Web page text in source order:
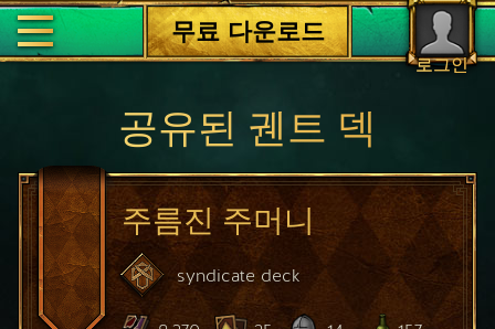
로그인
무료 다운로드
공유된 궨트 덱
주름진 주머니
syndicate deck